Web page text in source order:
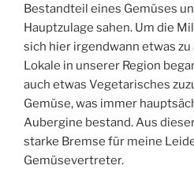
Bestandteil eines Gemüses
Hauptzulage sahen. Um die
sich hier irgendwann etwas
Lokale in unserer Region
auch etwas Vegetarisches
Gemüse, was immer
Aubergine bestand. Aus
starke Bremse für meine
Gemüsevertreter.